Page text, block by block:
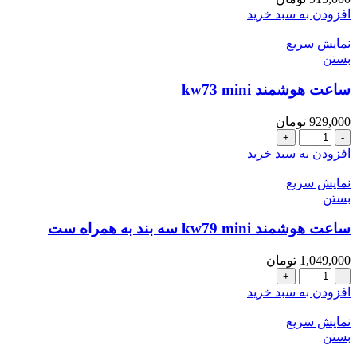
افزودن به سبد خرید
نمایش سریع
بستن
ساعت هوشمند kw73 mini
929,000 تومان
ساعت
هوشمند
kw73
mini
عدد
افزودن به سبد خرید
نمایش سریع
بستن
ساعت هوشمند kw79 mini سه بند به همراه ست
1,049,000 تومان
ساعت
هوشمند
kw79
mini
سه
بند
افزودن به سبد خرید
نمایش سریع
بستن